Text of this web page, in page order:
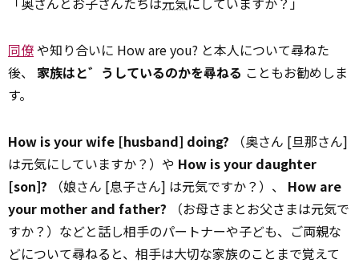
同僚や知り合いに How are you? と本人について尋ねた
後、 家族はと゛うしているのかを尋ねる こともお勧めしま
す。
How is your wife [husband] doing? （奥さん [旦那さん]
は元気にしていますか？）や How is your daughter
[son]? （娘さん [息子さん] は元気ですか？）、 How are
your mother and father? （お母さまとお父さまは元気で
すか？）などと話し相手のパートナーや子ども、ご両親な
どについて尋ねると、相手は大切な家族のことまで覚えて